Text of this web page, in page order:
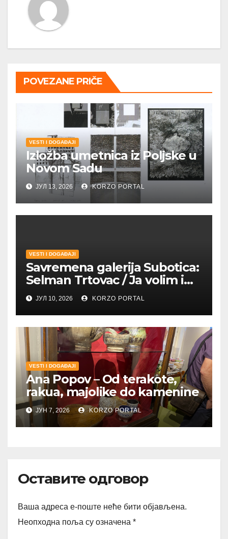
POVEZANE PRIČE
VESTI I DOGAĐAJI
Izložba umetnica iz Poljske u
Novom Sadu
ЈУЛ 13, 2026 KORZO PORTAL
VESTI I DOGAĐAJI
Savremena galerija Subotica:
Selman Trtovac / Ja volim i
umetnost drugih
ЈУЛ 10, 2026 KORZO PORTAL
VESTI I DOGAĐAJI
Ana Popov – Od terakote,
rakua, majolike do kamenine
ЈУН 7, 2026 KORZO PORTAL
Оставите одговор
Ваша адреса е-поште неће бити објављена.
Неопходна поља су означена *